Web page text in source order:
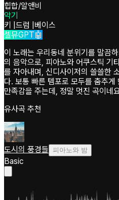
힙합/알앤비
악기
키 드럼
베이스
셀뮤GPT🤖
이 노래는 우리동네 분위기를 말끔
의 음악으로, 피아노와 어쿠스틱 기
를 자아내며, 신디사이저의 쓸쓸한
다. 보통 빠른 템포로 모두를 춤추
만족감을 주는데, 정말 멋진 곡이네
유사곡 추천
도시의 풍경들 피아노와 밤
Basic